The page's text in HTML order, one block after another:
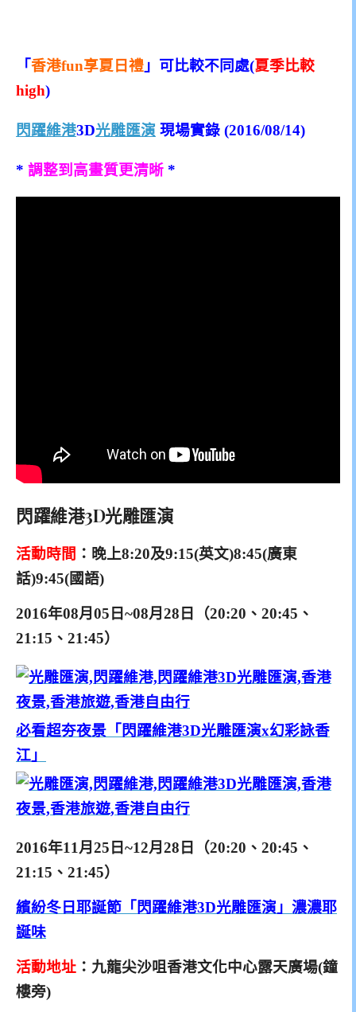
「香港fun享夏日禮 」可比較不同處(夏季比較
high)
閃躍維港3D光雕匯演 現場實錄 (2016/08/14)
* 調整到高畫質更清晰 *
閃躍維港3D光雕匯演
活動時間 ： 晚上8:20及9:15(英文)8:45(廣東
話)9:45(國語)
2016年08月05日~08月 28日（20:20、20:45、
21:15、21:45）
必看超夯夜景「閃躍維港3D光雕匯演x幻彩詠香
江」
2016年11月25日~12月28日（20:20、20:45、
21:15、21:45）
繽紛冬日耶誕節「閃躍維港3D光雕匯演」濃濃耶
誕味
活動地址 ： 九龍尖沙咀香港文化中心露天廣場(鐘
樓旁)